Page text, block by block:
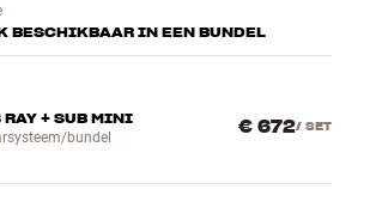
BESCHIKBAAR IN EEN BUNDEL
RAY + SUB MINI
bundel
€ 672/ SET